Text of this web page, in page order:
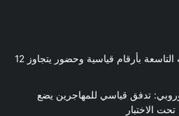
مؤتمر Ai4 2026 يختتم دورته التاسعة بأرقام قياسية وحضور يتجاوز 12
تدفق قياسي للمهاجرين يضع
الاختبار